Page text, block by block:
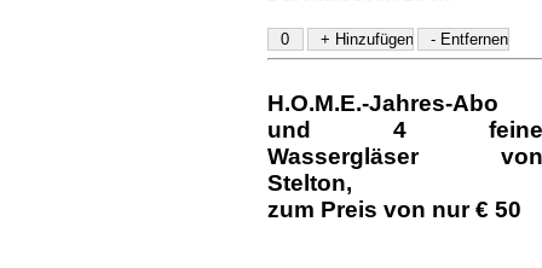
H.O.M.E.-Jahres-Abo
und 4 feine
Wassergläser von
Stelton,
zum Preis von nur € 50